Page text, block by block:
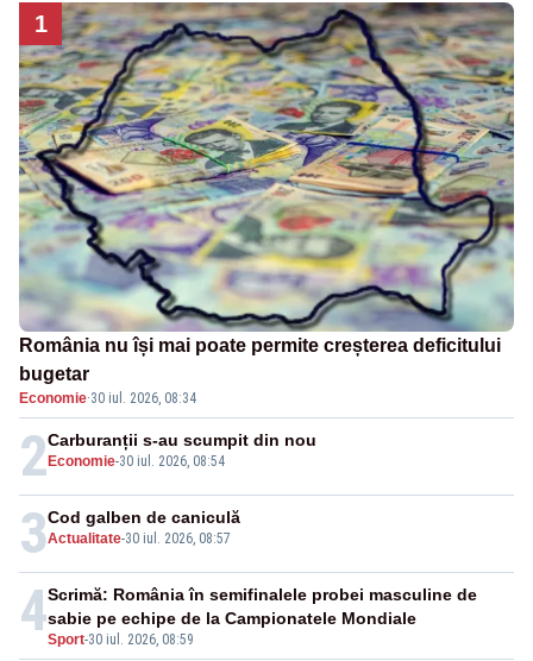
1
România nu își mai poate permite creșterea deficitului
bugetar
Economie·30 iul. 2026, 08:34
2 Economie-30 iul. 2026, 08:54
Carburanții s-au scumpit din nou
3Actualitate-30 iul. 2026, 08:57
Cod galben de caniculă
4Sport-30 iul. 2026, 08:59
Scrimă: România în semifinalele probei masculine de
sabie pe echipe de la Campionatele Mondiale